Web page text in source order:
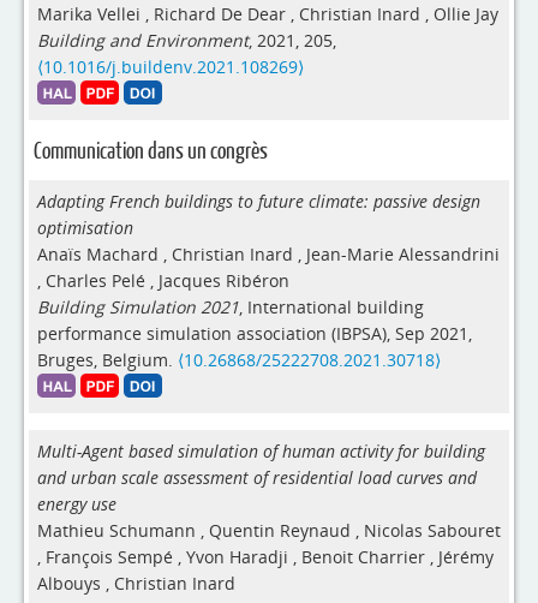
Marika Vellei , Richard De Dear , Christian Inard , Ollie Jay
Building and Environment, 2021, 205,
⟨10.1016/j.buildenv.2021.108269⟩
Communication dans un congrès
Adapting French buildings to future climate: passive design
optimisation
Anaïs Machard , Christian Inard , Jean-Marie Alessandrini
, Charles Pelé , Jacques Ribéron
Building Simulation 2021, International building
performance simulation association (IBPSA), Sep 2021,
Bruges, Belgium. ⟨10.26868/25222708.2021.30718⟩
Multi-Agent based simulation of human activity for building
and urban scale assessment of residential load curves and
energy use
Mathieu Schumann , Quentin Reynaud , Nicolas Sabouret
, François Sempé , Yvon Haradji , Benoit Charrier , Jérémy
Albouys , Christian Inard